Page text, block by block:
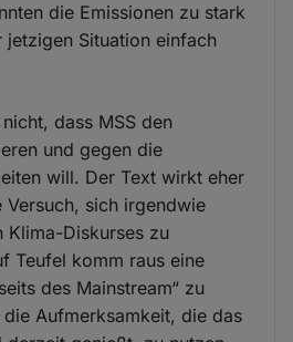
die Emissionen zu stark
Situation einfach
dass MSS den
und gegen die
will. Der Text wirkt eher
sich irgendwie
Klima-Diskurses zu
Teufel komm raus eine
des Mainstream“ zu
Aufmerksamkeit, die das